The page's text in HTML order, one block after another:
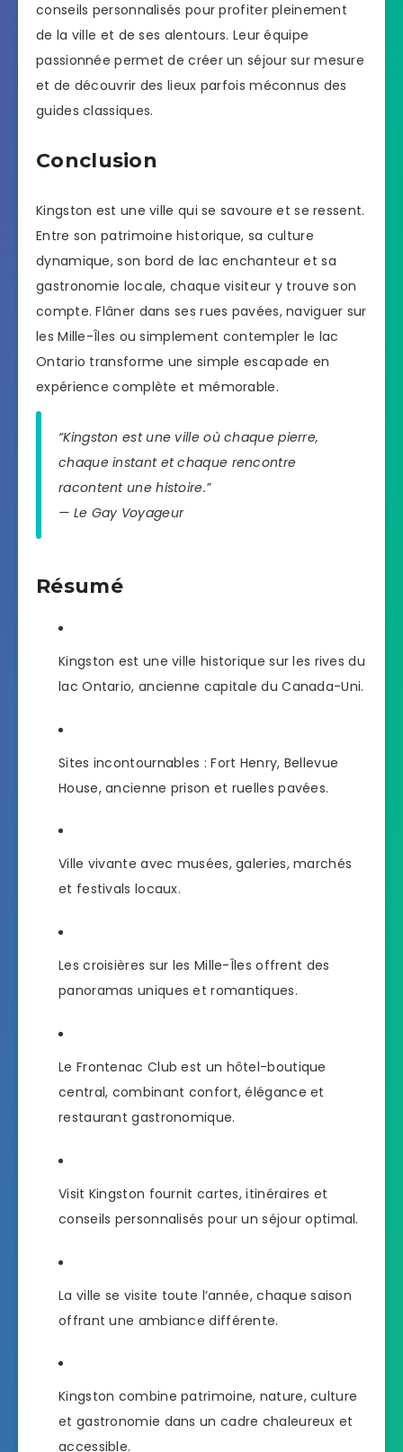
conseils personnalisés pour profiter pleinement
de la ville et de ses alentours. Leur équipe
passionnée permet de créer un séjour sur mesure
et de découvrir des lieux parfois méconnus des
guides classiques.
Conclusion
Kingston est une ville qui se savoure et se ressent.
Entre son patrimoine historique, sa culture
dynamique, son bord de lac enchanteur et sa
gastronomie locale, chaque visiteur y trouve son
compte. Flâner dans ses rues pavées, naviguer sur
les Mille-Îles ou simplement contempler le lac
Ontario transforme une simple escapade en
expérience complète et mémorable.
“Kingston est une ville où chaque pierre,
chaque instant et chaque rencontre
racontent une histoire.”
— Le Gay Voyageur
Résumé
Kingston est une ville historique sur les rives du
lac Ontario, ancienne capitale du Canada-Uni.
Sites incontournables : Fort Henry, Bellevue
House, ancienne prison et ruelles pavées.
Ville vivante avec musées, galeries, marchés
et festivals locaux.
Les croisières sur les Mille-Îles offrent des
panoramas uniques et romantiques.
Le Frontenac Club est un hôtel-boutique
central, combinant confort, élégance et
restaurant gastronomique.
Visit Kingston fournit cartes, itinéraires et
conseils personnalisés pour un séjour optimal.
La ville se visite toute l’année, chaque saison
offrant une ambiance différente.
Kingston combine patrimoine, nature, culture
et gastronomie dans un cadre chaleureux et
accessible.